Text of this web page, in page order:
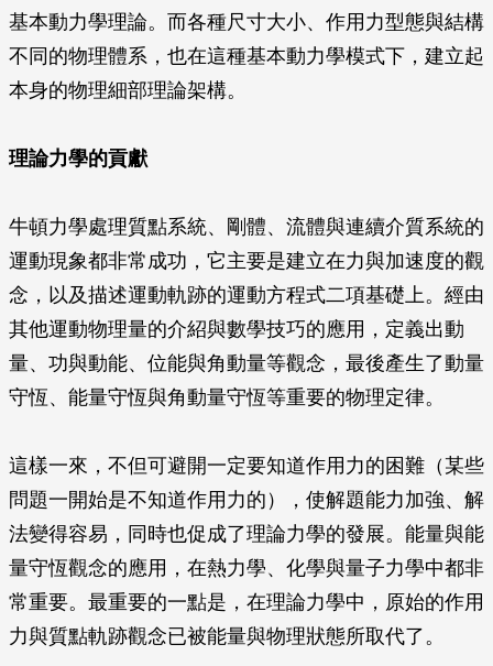
基本動力學理論。而各種尺寸大小、作用力型態與結構
不同的物理體系，也在這種基本動力學模式下，建立起
本身的物理細部理論架構。
理論力學的貢獻
牛頓力學處理質點系統、剛體、流體與連續介質系統的
運動現象都非常成功，它主要是建立在力與加速度的觀
念，以及描述運動軌跡的運動方程式二項基礎上。經由
其他運動物理量的介紹與數學技巧的應用，定義出動
量、功與動能、位能與角動量等觀念，最後產生了動量
守恆、能量守恆與角動量守恆等重要的物理定律。
這樣一來，不但可避開一定要知道作用力的困難（某些
問題一開始是不知道作用力的），使解題能力加強、解
法變得容易，同時也促成了理論力學的發展。能量與能
量守恆觀念的應用，在熱力學、化學與量子力學中都非
常重要。最重要的一點是，在理論力學中，原始的作用
力與質點軌跡觀念已被能量與物理狀態所取代了。